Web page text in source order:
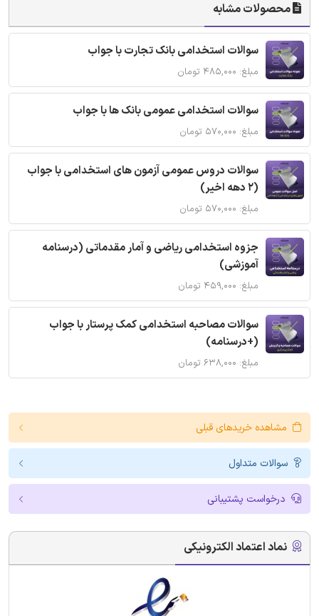
محصولات مشابه
سوالات استخدامی بانک تجارت با جواب
مبلغ: ۴۸۵,۰۰۰ تومان
سوالات استخدامی عمومی بانک ها با جواب
مبلغ: ۵۷۰,۰۰۰ تومان
سوالات دروس عمومی آزمون های استخدامی با جواب
(2 دهه اخیر)
مبلغ: ۵۷۰,۰۰۰ تومان
جزوه استخدامی ریاضی و آمار مقدماتی (درسنامه
آموزشی)
مبلغ: ۴۵۹,۰۰۰ تومان
سوالات مصاحبه استخدامی کمک پرستار با جواب
(+درسنامه)
مبلغ: ۶۳۸,۰۰۰ تومان
مشاهده خریدهای قبلی
سوالات متداول
درخواست پشتیبانی
نماد اعتماد الکترونیکی